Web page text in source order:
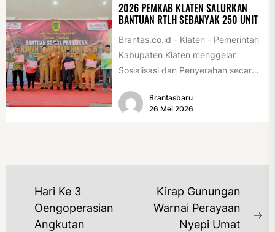
2026 PEMKAB KLATEN SALURKAN
BANTUAN RTLH SEBANYAK 250 UNIT
Brantas.co.id - Klaten - Pemerintah
Kabupaten Klaten menggelar
Sosialisasi dan Penyerahan secara
Rumah Tidak Layak Huni...
Brantasbaru
26 Mei 2026
NAVIGASI
POS
Hari Ke 3
Oengoperasian
Angkutan
Kirap Gunungan
Warnai Perayaan
Nyepi Umat